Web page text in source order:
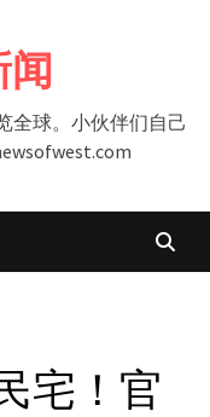
闻
全球。小伙伴们自己
宅！官